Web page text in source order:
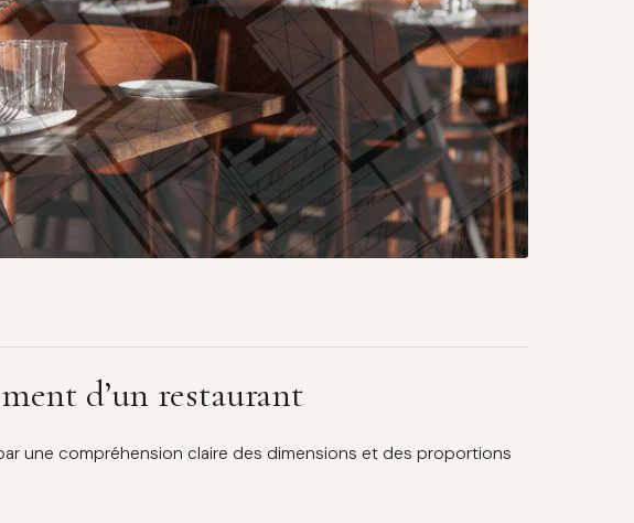
d’un restaurant
une compréhension claire des dimensions et des proportions